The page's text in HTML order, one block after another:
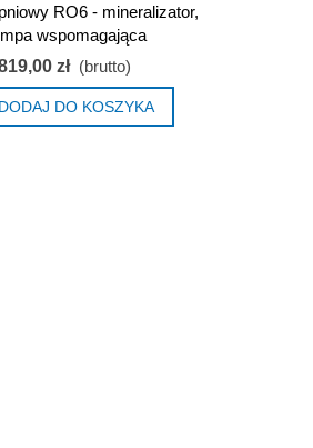
RO6 - mineralizator,
wspomagająca
zł (brutto)
DODAJ DO KOSZYKA